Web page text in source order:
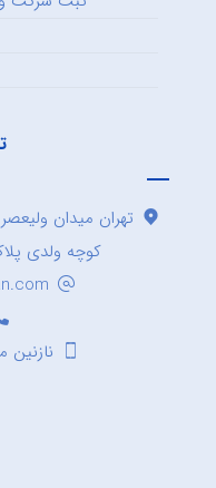
تهران میدان
کوچه ولدی پلاک ۳۹ ساختمان
نازنین